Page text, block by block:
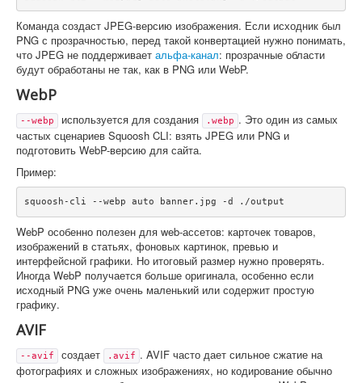
Команда создаст JPEG-версию изображения. Если исходник был
PNG с прозрачностью, перед такой конвертацией нужно понимать,
что JPEG не поддерживает альфа-канал: прозрачные области
будут обработаны не так, как в PNG или WebP.
WebP
--webp используется для создания .webp . Это один из самых
частых сценариев Squoosh CLI: взять JPEG или PNG и
подготовить WebP-версию для сайта.
Пример:
squoosh-cli --webp auto banner.jpg -d ./output
WebP особенно полезен для web-ассетов: карточек товаров,
изображений в статьях, фоновых картинок, превью и
интерфейсной графики. Но итоговый размер нужно проверять.
Иногда WebP получается больше оригинала, особенно если
исходный PNG уже очень маленький или содержит простую
графику.
AVIF
--avif создает .avif . AVIF часто дает сильное сжатие на
фотографиях и сложных изображениях, но кодирование обычно